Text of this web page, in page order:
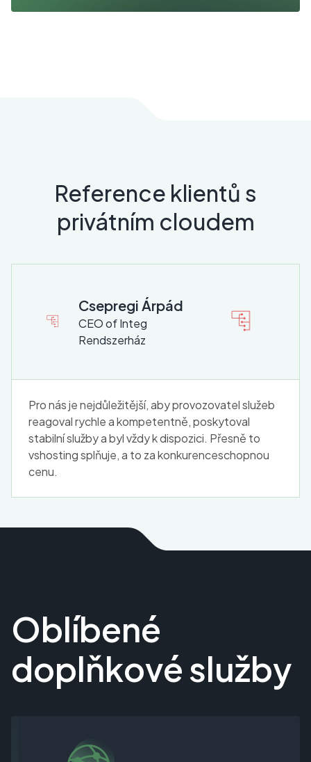
Reference klientů s
privátním cloudem
Csepregi Árpád
CEO of Integ
Rendszerház
Pro nás je nejdůležitější, aby provozovatel služeb
reagoval rychle a kompetentně, poskytoval
stabilní služby a byl vždy k dispozici. Přesně to
vshosting splňuje, a to za konkurenceschopnou
cenu.
Oblíbené
doplňkové služby